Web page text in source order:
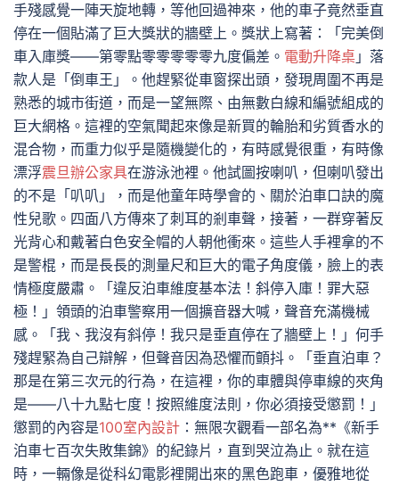
手殘感覺一陣天旋地轉，等他回過神來，他的車子竟然垂直
停在一個貼滿了巨大獎狀的牆壁上。獎狀上寫著：「完美倒
車入庫獎——第零點零零零零零九度偏差。 電動升降桌 」落
款人是「倒車王」。他趕緊從車窗探出頭，發現周圍不再是
熟悉的城市街道，而是一望無際、由無數白線和編號組成的
巨大網格。這裡的空氣聞起來像是新買的輪胎和劣質香水的
混合物，而重力似乎是隨機變化的，有時感覺很重，有時像
漂浮震旦辦公家具在游泳池裡。他試圖按喇叭，但喇叭發出
的不是「叭叭」，而是他童年時學會的、關於泊車口訣的魔
性兒歌。四面八方傳來了刺耳的剎車聲，接著，一群穿著反
光背心和戴著白色安全帽的人朝他衝來。這些人手裡拿的不
是警棍，而是長長的測量尺和巨大的電子角度儀，臉上的表
情極度嚴肅。「違反泊車維度基本法！斜停入庫！罪大惡
極！」領頭的泊車警察用一個擴音器大喊，聲音充滿機械
感。「我、我沒有斜停！我只是垂直停在了牆壁上！」何手
殘趕緊為自己辯解，但聲音因為恐懼而顫抖。「垂直泊車？
那是在第三次元的行為，在這裡，你的車體與停車線的夾角
是——八十九點七度！按照維度法則，你必須接受懲罰！」
懲罰的內容是100室內設計 ：無限次觀看一部名為**《新手
泊車七百次失敗集錦》的紀錄片，直到哭泣為止。就在這
時，一輛像是從科幻電影裡開出來的黑色跑車，優雅地從